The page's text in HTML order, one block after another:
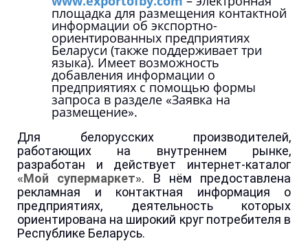
площадка для размещения контактной
информации об экспортно-
ориентированных предприятиях
Беларуси (также поддерживает три
языка). Имеет возможность
добавления информации о
предприятиях с помощью формы
запроса в разделе «Заявка на
размещение».
Для белорусских производителей,
работающих на внутреннем рынке,
разработан и действует интернет-каталог
«Мой супермаркет». В нём предоставлена
рекламная и контактная информация о
предприятиях, деятельность которых
ориентирована на широкий круг потребителя в
Республике Беларусь.